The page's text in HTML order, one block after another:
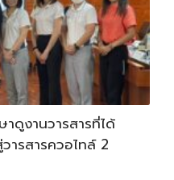
าดูงานวารสารที่ได้
ารสารควอไทล์ 2